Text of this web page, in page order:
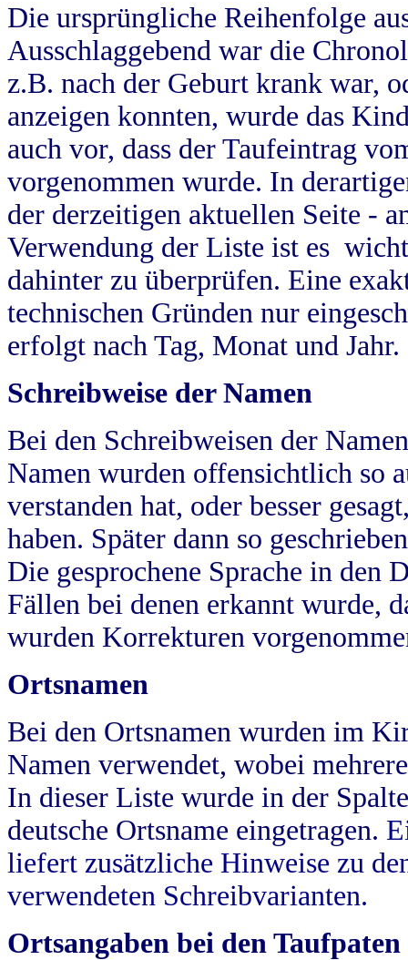
Die ursprüngliche Reihenfolge
Ausschlaggebend war die
z.B. nach der Geburt krank war,
anzeigen konnten, wurde das
auch vor, dass der Taufeintrag
vorgenommen wurde. In
der derzeitigen aktuellen Seite -
Verwendung der Liste ist es
dahinter zu überprüfen. Eine
technischen Gründen nur
erfolgt nach Tag, Monat und Jahr.
Schreibweise der Namen
Bei den Schreibweisen der
Namen wurden offensichtlich so
verstanden hat, oder besser
haben. Später dann so
Die gesprochene Sprache in
Fällen bei denen erkannt wurde,
wurden Korrekturen
Ortsnamen
Bei den Ortsnamen wurden im
Namen verwendet, wobei
In dieser Liste wurde in der
deutsche Ortsname eingetragen.
liefert zusätzliche Hinweise zu
verwendeten Schreibvarianten.
Ortsangaben bei den Taufpaten